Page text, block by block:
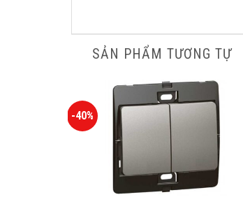
SẢN PHẨM TƯƠNG TỰ
-40%